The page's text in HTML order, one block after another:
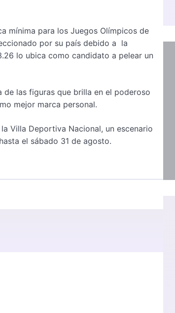
mínima para los Juegos Olímpicos de
por su país debido a la
lo ubica como candidato a pelear un
las figuras que brilla en el poderoso
mejor marca personal.
Villa Deportiva Nacional, un escenario
el sábado 31 de agosto.